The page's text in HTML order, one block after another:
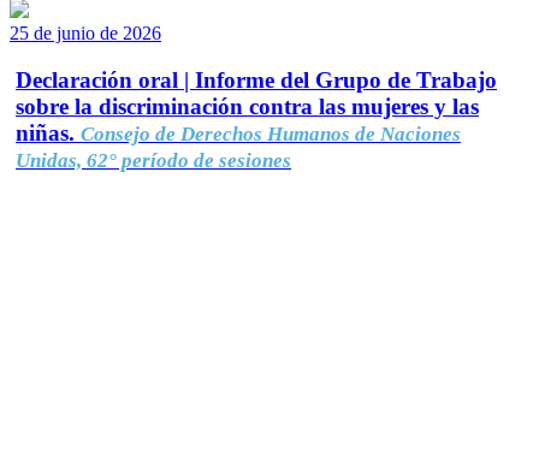
25 de junio de 2026
Declaración oral | Informe del Grupo de Trabajo
sobre la discriminación contra las mujeres y las
niñas. Consejo de Derechos Humanos de Naciones
Unidas, 62° período de sesiones